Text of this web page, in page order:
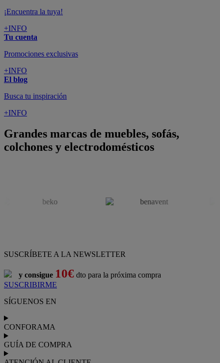
¡Encuentra la tuya!
+INFO
Tu cuenta
Promociones exclusivas
+INFO
El blog
Busca tu inspiración
+INFO
Grandes marcas de muebles, sofás,
colchones y electrodomésticos
SUSCRÍBETE A LA NEWSLETTER
y consigue 10€ dto para la próxima compra
SUSCRIBIRME
SÍGUENOS EN
CONFORAMA
GUÍA DE COMPRA